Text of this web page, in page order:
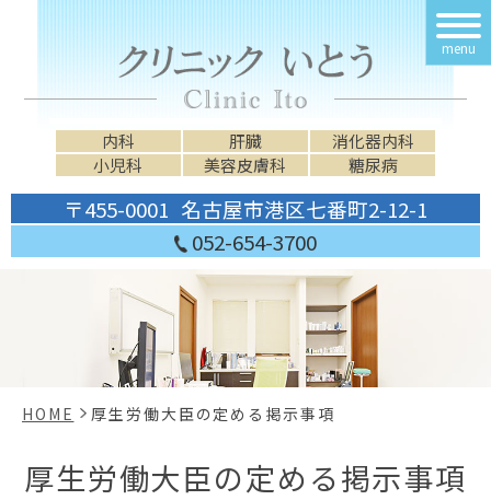
内科 肝臓
消化器内科
小児科
美容皮膚科 糖尿病
〒455-0001 名古屋市港区七番町2-12-1
052-654-3700
menu
HOME 厚生労働大臣の定める掲示事項
厚生労働大臣の定める掲示事項